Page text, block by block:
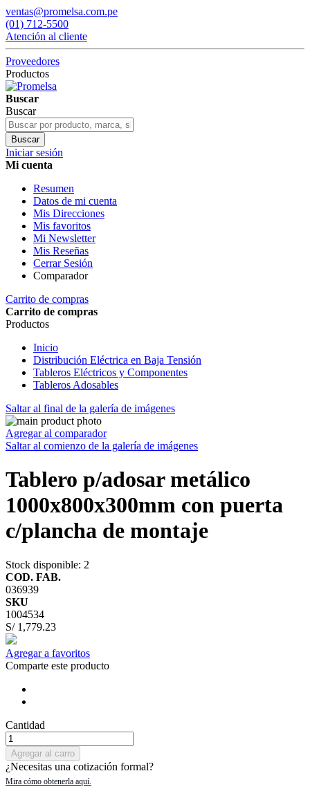
ventas@promelsa.com.pe
(01) 712-5500
Atención al cliente
Proveedores
Productos
Buscar
Buscar
Buscar
Iniciar sesión
Mi cuenta
Resumen
Datos de mi cuenta
Mis Direcciones
Mis favoritos
Mi Newsletter
Mis Reseñas
Cerrar Sesión
Comparador
Carrito de compras
Carrito de compras
Productos
Inicio
Distribución Eléctrica en Baja Tensión
Tableros Eléctricos y Componentes
Tableros Adosables
Saltar al final de la galería de imágenes
Agregar al comparador
Saltar al comienzo de la galería de imágenes
Tablero p/adosar metálico
1000x800x300mm con puerta
c/plancha de montaje
Stock disponible: 2
COD. FAB.
036939
SKU
1004534
S/ 1,779.23
Agregar a favoritos
Comparte este producto
Cantidad
Agregar al carro
¿Necesitas una cotización formal?